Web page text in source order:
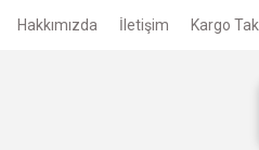
Hakkımızda İletişim Kargo